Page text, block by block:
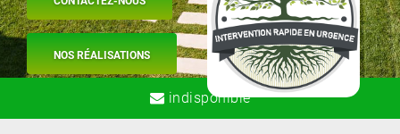
NOS RÉALISATIONS
indisponible